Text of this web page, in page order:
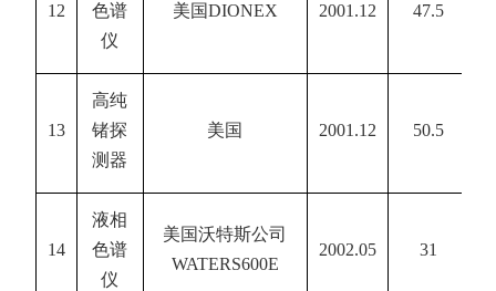
12
色谱
仪
美国DIONEX 2001.12 47.5
13
高纯
锗探
测器
美国 2001.12 50.5
14
液相
色谱
仪
美国沃特斯公司
WATERS600E
2002.05 31